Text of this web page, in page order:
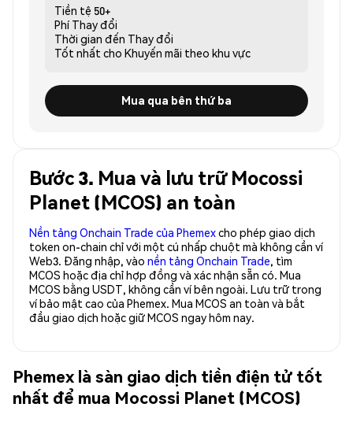
Tiền tệ 50+
Phí Thay đổi
Thời gian đến Thay đổi
Tốt nhất cho Khuyến mãi theo khu vực
Mua qua bên thứ ba
Bước 3. Mua và lưu trữ Mocossi
Planet (MCOS) an toàn
Nền tảng Onchain Trade của Phemexcho phép giao dịch
token on-chain chỉ với một cú nhấp chuột mà không cần ví
Web3. Đăng nhập, vào nền tảng Onchain Trade, tìm
MCOS hoặc địa chỉ hợp đồng và xác nhận sẵn có. Mua
MCOS bằng USDT, không cần ví bên ngoài. Lưu trữ trong
ví bảo mật cao của Phemex. Mua MCOS an toàn và bắt
đầu giao dịch hoặc giữ MCOS ngay hôm nay.
Phemex là sàn giao dịch tiền điện tử tốt
nhất để mua Mocossi Planet (MCOS)